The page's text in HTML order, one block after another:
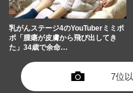
乳がんステージ4のYouTuberミミポ
ポ「腫瘍が皮膚から飛び出してき
た」34歳で余命…
7位